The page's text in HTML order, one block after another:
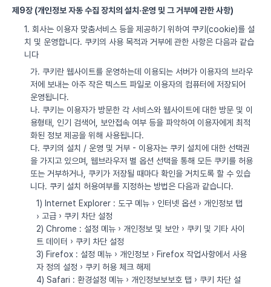
제9장 (개인정보 자동 수집 장치의 설치·운영 및 그 거부에 관한 사항)
1. 회사는 이용자 맞춤서비스 등을 제공하기 위하여 쿠키(cookie)를 설
치 및 운영합니다. 쿠키의 사용 목적과 거부에 관한 사항은 다음과 같습
니다
가. 쿠키란 웹사이트를 운영하는데 이용되는 서버가 이용자의 브라우
저에 보내는 아주 작은 텍스트 파일로 이용자의 컴퓨터에 저장되어
운영됩니다.
나. 쿠키는 이용자가 방문한 각 서비스와 웹사이트에 대한 방문 및 이
용형태, 인기 검색어, 보안접속 여부 등을 파악하여 이용자에게 최적
화된 정보 제공을 위해 사용됩니다.
다. 쿠키의 설치 / 운영 및 거부 - 이용자는 쿠키 설치에 대한 선택권
을 가지고 있으며, 웹브라우저 별 옵션 선택을 통해 모든 쿠키를 허용
또는 거부하거나, 쿠키가 저장될 때마다 확인을 거치도록 할 수 있습
니다. 쿠키 설치 허용여부를 지정하는 방법은 다음과 같습니다.
1) Internet Explorer : 도구 메뉴 › 인터넷 옵션 › 개인정보 탭
› 고급 › 쿠키 차단 설정
2) Chrome : 설정 메뉴 › 개인정보 및 보안 › 쿠키 및 기타 사이
트 데이터 › 쿠키 차단 설정
3) Firefox : 설정 메뉴 › 개인정보 › Firefox 작업사항에서 사용
자 정의 설정 › 쿠키 허용 체크 해제
4) Safari : 환경설정 메뉴 › 개인정보보보호 탭 › 쿠키 차단 설